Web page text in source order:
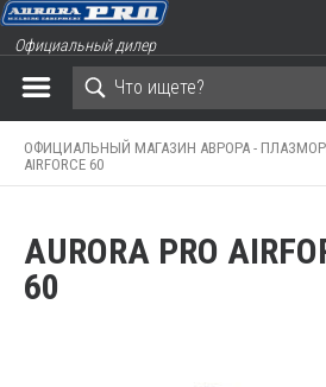
Официальный дилер
ОФИЦИАЛЬНЫЙ МАГАЗИН АВРОРА -
AIRFORCE 60
AURORA PRO
60